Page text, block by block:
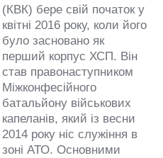
(КВК) бере свій початок у
квітні 2016 року, коли його
було засновано як
перший корпус ХСП. Він
став правонаступником
Міжконфесійного
батальйону військових
капеланів, який із весни
2014 року ніс служіння в
зоні АТО. Основними